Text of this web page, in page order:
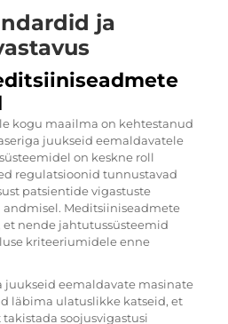
ja
kogu maailma on kehtestanud
juukseid eemaldavatele
on keskne roll
regulatsioonid tunnustavad
patsientide vigastuste
Meditsiiniseadmete
nende jahtutussüsteemid
kriteeriumidele enne
juukseid eemaldavate masinate
läbima ulatuslikke katseid, et
soojusvigastusi